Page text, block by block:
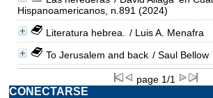
Hispanoamericanos, n.891 (2024)
Literatura hebrea.
/ Luis A. Menafra
To Jerusalem and back / Saul Bellow
page 1/1
CONECTARSE